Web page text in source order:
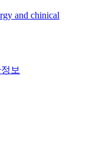
and chinical